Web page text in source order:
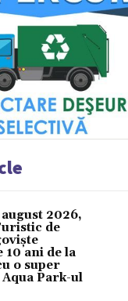
2026,
de
10 ani de la
o super
Park-ul